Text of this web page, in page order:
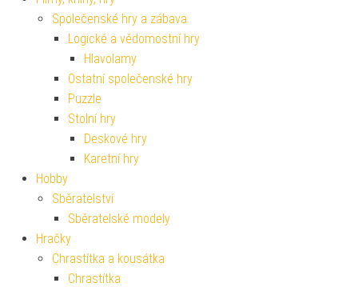
Společenské hry a zábava
Logické a vědomostní hry
Hlavolamy
Ostatní společenské hry
Puzzle
Stolní hry
Deskové hry
Karetní hry
Hobby
Sběratelství
Sběratelské modely
Hračky
Chrastítka a kousátka
Chrastítka